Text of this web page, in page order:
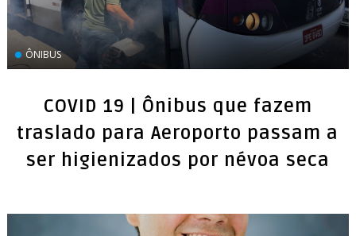
ÔNIBUS
COVID 19 | Ônibus que fazem
traslado para Aeroporto passam a
ser higienizados por névoa seca